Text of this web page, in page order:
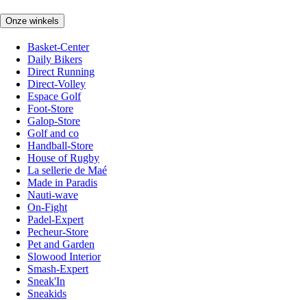
Onze winkels
Basket-Center
Daily Bikers
Direct Running
Direct-Volley
Espace Golf
Foot-Store
Galop-Store
Golf and co
Handball-Store
House of Rugby
La sellerie de Maé
Made in Paradis
Nauti-wave
On-Fight
Padel-Expert
Pecheur-Store
Pet and Garden
Slowood Interior
Smash-Expert
Sneak'In
Sneakids